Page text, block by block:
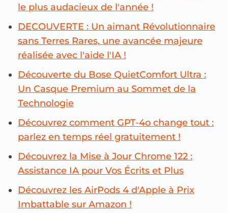
le plus audacieux de l'année !
DECOUVERTE : Un aimant Révolutionnaire
sans Terres Rares, une avancée majeure
réalisée avec l'aide l'IA !
Découverte du Bose QuietComfort Ultra :
Un Casque Premium au Sommet de la
Technologie
Découvrez comment GPT-4o change tout :
parlez en temps réel gratuitement !
Découvrez la Mise à Jour Chrome 122 :
Assistance IA pour Vos Écrits et Plus
Découvrez les AirPods 4 d'Apple à Prix
Imbattable sur Amazon !